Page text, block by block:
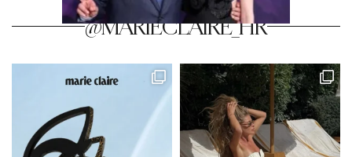
@MARIECLAIRE_HR